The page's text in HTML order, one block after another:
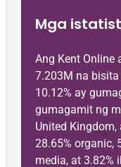
Mga
Ang Kent Online
7.203M na
10.12% ay
gumagamit ng
United
28.65% organic,
media, at 3.82%